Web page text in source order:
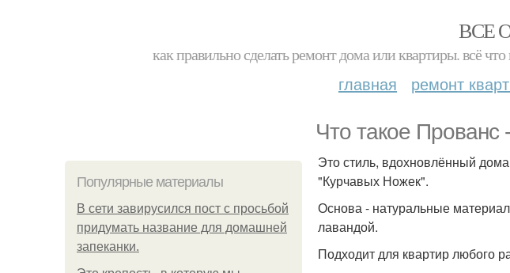
ВСЕ
как правильно сделать ремонт дома или квартиры. всё
главная ремонт
Что такое
Популярные материалы
В сети завирусился пост с просьбой
придумать название для домашней
запеканки.
Это стиль, вдохновлённый
"Курчавых Ножек".
Основа - натуральные
лавандой.
Подходит для квартир любого